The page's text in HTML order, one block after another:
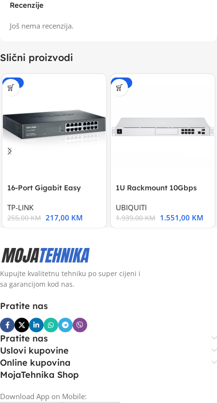
Recenzije
Još nema recenzija.
Slični proizvodi
-15%
16-Port Gigabit Easy
TP-LINK
255,00KM 217,00 KM
-20%
1U Rackmount 10Gbps
UBIQUITI
1.939,00KM 1.551,00 KM
Kupujte kvalitetnu tehniku po super cijeni i
sa garancijom kod nas.
Pratite nas
Pratite nas
Uslovi kupovine
Online kupovina
MojaTehnika Shop
Download App on Mobile: